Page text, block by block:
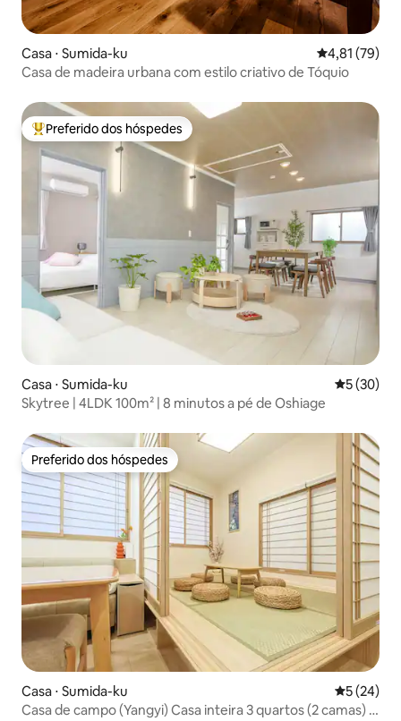
Casa ⋅ Sumida-ku 4,81 de uma
4,81 (79)
Casa de madeira urbana com estilo criativo de Tóquio
Entre os melhores preferidos dos hóspedes
Preferido dos hóspedes
Casa ⋅ Sumida-ku 5 de uma
5 (30)
Skytree | 4LDK 100m² | 8 minutos a pé de Oshiage
Preferido dos hóspedes
Preferido dos hóspedes
Casa ⋅ Sumida-ku 5 de uma
5 (24)
Casa de campo (Yangyi) Casa inteira 3 quartos (2 camas) /